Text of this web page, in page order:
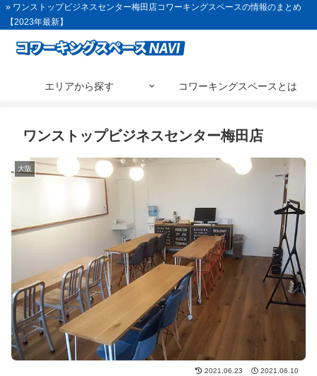
» ワンストップビジネスセンター梅田店コワーキングスペースの情報のまとめ
【2023年最新】
エリアから探す コワーキングスペースとは
ワンストップビジネスセンター梅田店
大阪
2021.06.23 2021.06.10